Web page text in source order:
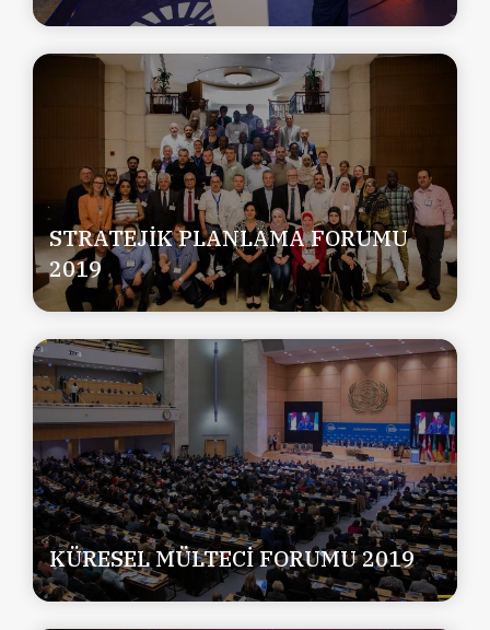
STRATEJİK PLANLAMA FORUMU
2019
KÜRESEL MÜLTECİ FORUMU 2019